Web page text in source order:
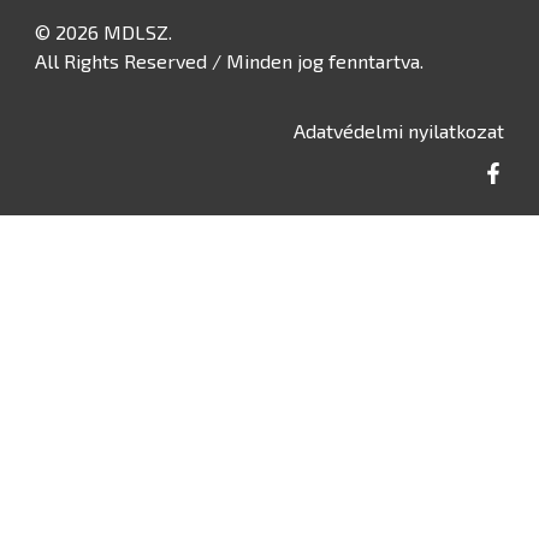
© 2026 MDLSZ.
All Rights Reserved / Minden jog fenntartva.
Adatvédelmi nyilatkozat